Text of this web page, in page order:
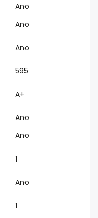
Ano
Ano
Ano
595
A+
Ano
Ano
1
Ano
1